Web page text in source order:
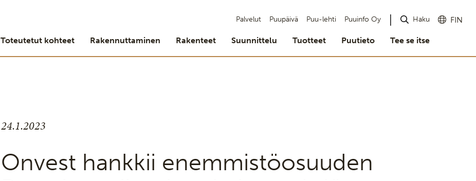
Palvelut Puupäivä Puu-lehti Puuinfo Oy Haku FIN
Toteutetut kohteet Rakennuttaminen Rakenteet Suunnittelu Tuotteet Puutieto Tee se itse
24.1.2023
Onvest hankkii enemmistöosuuden